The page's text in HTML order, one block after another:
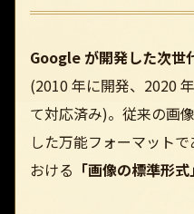
Google が開発した次世
(2010 年に開発、2020
て対応済み)。従来の画
した万能フォーマット
おける 「画像の標準形式」